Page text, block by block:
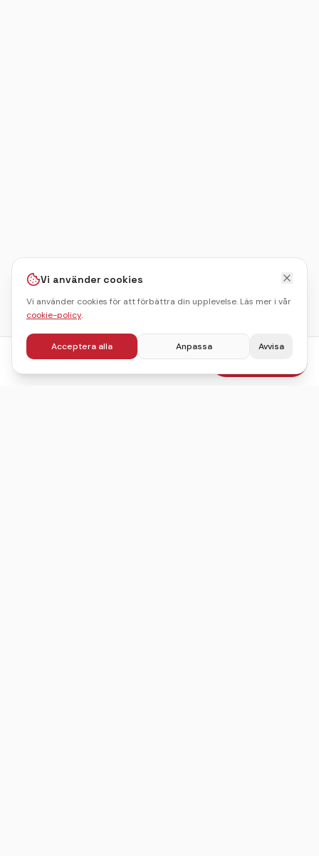
fr.695kr/pers Boka julbord
Vi använder cookies
Vi använder cookies för att förbättra din upplevelse. Läs mer i vår
cookie-policy.
Acceptera alla Anpassa Avvisa